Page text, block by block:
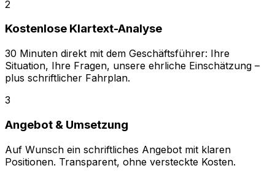
2
Kostenlose Klartext-Analyse
30 Minuten direkt mit dem Geschäftsführer: Ihre
Situation, Ihre Fragen, unsere ehrliche Einschätzung –
plus schriftlicher Fahrplan.
3
Angebot & Umsetzung
Auf Wunsch ein schriftliches Angebot mit klaren
Positionen. Transparent, ohne versteckte Kosten.